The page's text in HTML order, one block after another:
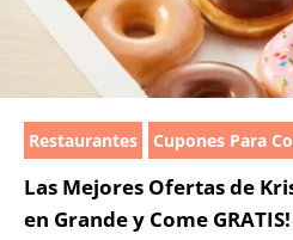
Restaurantes Cupones Para
Las Mejores Ofertas de
en Grande y Come GRATIS!